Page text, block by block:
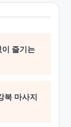
즐기는
북 마사지